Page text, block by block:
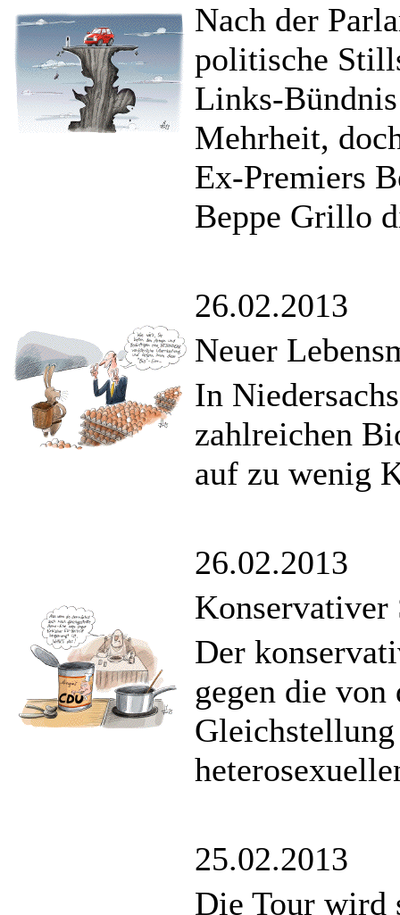
Nach der
politische
Links-
Mehrheit,
Ex-Premiers
Beppe Grillo
26.02.2013
Neuer
In
zahlreichen
auf zu wenig
26.02.2013
Konservativer
Der
gegen die
25.02.2013
Die Tour wird